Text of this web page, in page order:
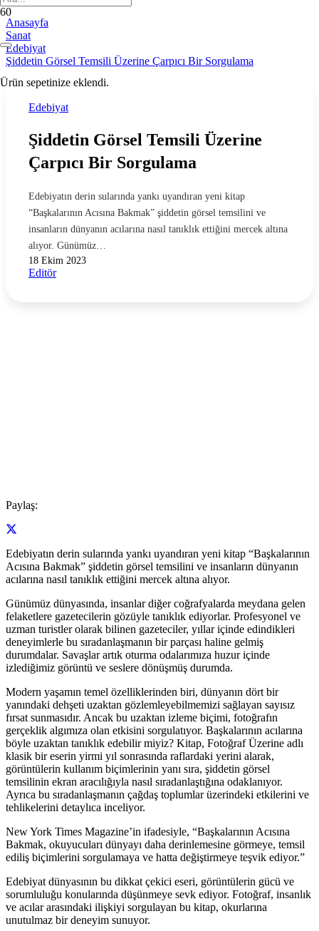
Ürün sepetinize eklendi.
Anasayfa
Sanat
Edebiyat
Şiddetin Görsel Temsili Üzerine Çarpıcı Bir Sorgulama
Edebiyat
Şiddetin Görsel Temsili Üzerine
Çarpıcı Bir Sorgulama
Edebiyatın derin sularında yankı uyandıran yeni kitap
“Başkalarının Acısına Bakmak” şiddetin görsel temsilini ve
insanların dünyanın acılarına nasıl tanıklık ettiğini mercek altına
alıyor. Günümüz…
18 Ekim 2023
Editör
Paylaş:
Edebiyatın derin sularında yankı uyandıran yeni kitap “Başkalarının
Acısına Bakmak” şiddetin görsel temsilini ve insanların dünyanın
acılarına nasıl tanıklık ettiğini mercek altına alıyor.
Günümüz dünyasında, insanlar diğer coğrafyalarda meydana gelen
felaketlere gazetecilerin gözüyle tanıklık ediyorlar. Profesyonel ve
uzman turistler olarak bilinen gazeteciler, yıllar içinde edindikleri
deneyimlerle bu sıradanlaşmanın bir parçası haline gelmiş
durumdalar. Savaşlar artık oturma odalarımıza huzur içinde
izlediğimiz görüntü ve seslere dönüşmüş durumda.
Modern yaşamın temel özelliklerinden biri, dünyanın dört bir
yanındaki dehşeti uzaktan gözlemleyebilmemizi sağlayan sayısız
fırsat sunmasıdır. Ancak bu uzaktan izleme biçimi, fotoğrafın
gerçeklik algımıza olan etkisini sorgulatıyor. Başkalarının acılarına
böyle uzaktan tanıklık edebilir miyiz? Kitap, Fotoğraf Üzerine adlı
klasik bir eserin yirmi yıl sonrasında raflardaki yerini alarak,
görüntülerin kullanım biçimlerinin yanı sıra, şiddetin görsel
temsilinin ekran aracılığıyla nasıl sıradanlaştığına odaklanıyor.
Ayrıca bu sıradanlaşmanın çağdaş toplumlar üzerindeki etkilerini ve
tehlikelerini detaylıca inceliyor.
New York Times Magazine’in ifadesiyle, “Başkalarının Acısına
Bakmak, okuyucuları dünyayı daha derinlemesine görmeye, temsil
ediliş biçimlerini sorgulamaya ve hatta değiştirmeye teşvik ediyor.”
Edebiyat dünyasının bu dikkat çekici eseri, görüntülerin gücü ve
sorumluluğu konularında düşünmeye sevk ediyor. Fotoğraf, insanlık
ve acılar arasındaki ilişkiyi sorgulayan bu kitap, okurlarına
unutulmaz bir deneyim sunuyor.